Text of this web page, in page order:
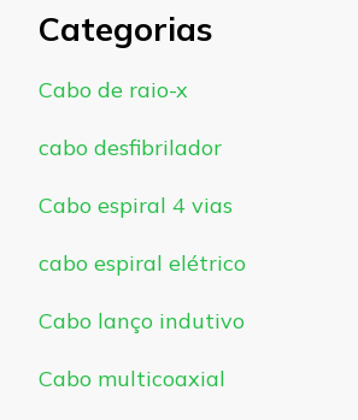
Categorias
Cabo de raio-x
cabo desfibrilador
Cabo espiral 4 vias
cabo espiral elétrico
Cabo lanço indutivo
Cabo multicoaxial